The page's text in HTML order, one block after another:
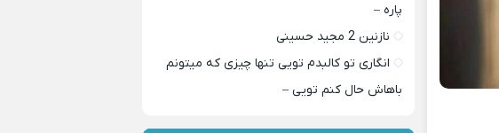
پاره –
نازنین 2 مجید حسینی
انگاری تو کالبدم تویی تنها چیزی که میتونم
باهاش حال کنم تویی –